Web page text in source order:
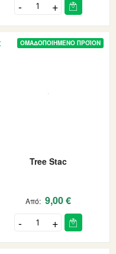
ΟΜΑΔΟΠΟΙΗΜΈΝΟ ΠΡΟΪΌΝ
Tree Stac
Από 9,00 €